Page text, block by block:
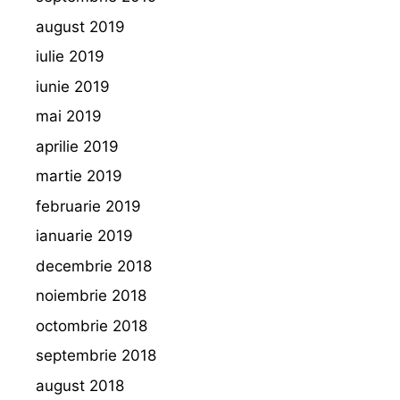
august 2019
iulie 2019
iunie 2019
mai 2019
aprilie 2019
martie 2019
februarie 2019
ianuarie 2019
decembrie 2018
noiembrie 2018
octombrie 2018
septembrie 2018
august 2018